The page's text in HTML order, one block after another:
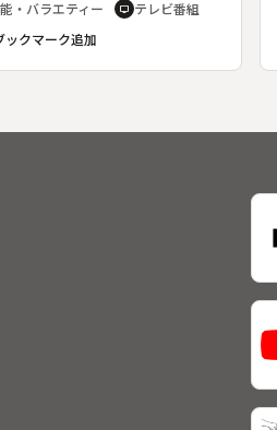
ない芸能人Ｘが泊まりに来
いう状況を設定、二人の行動
・バラエティー tv テレビ番組
ックマーク追加